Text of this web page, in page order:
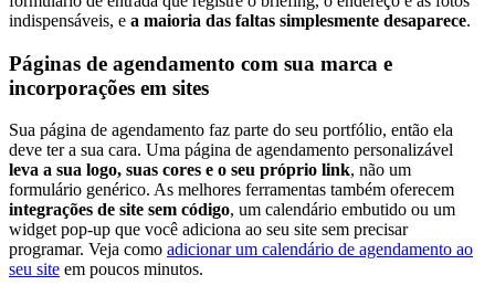
indispensáveis, e a maioria das faltas simplesmente desaparece.
Páginas de agendamento com sua marca e
incorporações em sites
Sua página de agendamento faz parte do seu portfólio, então ela
deve ter a sua cara. Uma página de agendamento personalizável
leva a sua logo, suas cores e o seu próprio link, não um
formulário genérico. As melhores ferramentas também oferecem
integrações de site sem código, um calendário embutido ou um
widget pop-up que você adiciona ao seu site sem precisar
programar. Veja como adicionar um calendário de agendamento ao
seu site em poucos minutos.